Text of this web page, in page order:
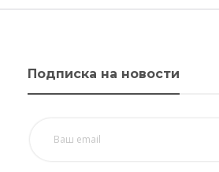
Подписка на новости